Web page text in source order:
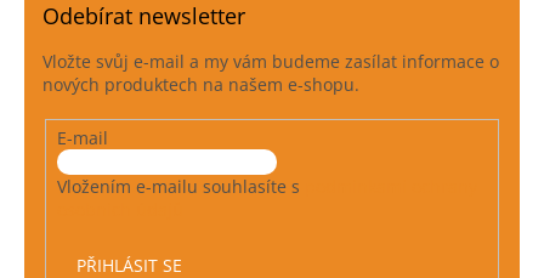
Odebírat newsletter
Vložte svůj e-mail a my vám budeme zasílat informace o
nových produktech na našem e-shopu.
E-mail
Vložením e-mailu souhlasíte s
PŘIHLÁSIT SE